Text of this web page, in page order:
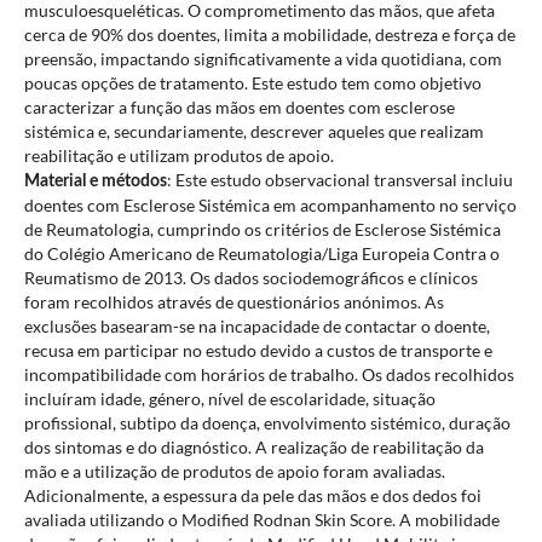
musculoesqueléticas. O comprometimento das mãos, que afeta
cerca de 90% dos doentes, limita a mobilidade, destreza e força de
preensão, impactando significativamente a vida quotidiana, com
poucas opções de tratamento. Este estudo tem como objetivo
caracterizar a função das mãos em doentes com esclerose
sistémica e, secundariamente, descrever aqueles que realizam
reabilitação e utilizam produtos de apoio.
Material e métodos: Este estudo observacional transversal incluiu
doentes com Esclerose Sistémica em acompanhamento no serviço
de Reumatologia, cumprindo os critérios de Esclerose Sistémica
do Colégio Americano de Reumatologia/Liga Europeia Contra o
Reumatismo de 2013. Os dados sociodemográficos e clínicos
foram recolhidos através de questionários anónimos. As
exclusões basearam-se na incapacidade de contactar o doente,
recusa em participar no estudo devido a custos de transporte e
incompatibilidade com horários de trabalho. Os dados recolhidos
incluíram idade, género, nível de escolaridade, situação
profissional, subtipo da doença, envolvimento sistémico, duração
dos sintomas e do diagnóstico. A realização de reabilitação da
mão e a utilização de produtos de apoio foram avaliadas.
Adicionalmente, a espessura da pele das mãos e dos dedos foi
avaliada utilizando o Modified Rodnan Skin Score. A mobilidade